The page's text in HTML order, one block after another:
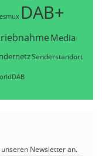
DAB+
Media
Senderstandort
Newsletter an.